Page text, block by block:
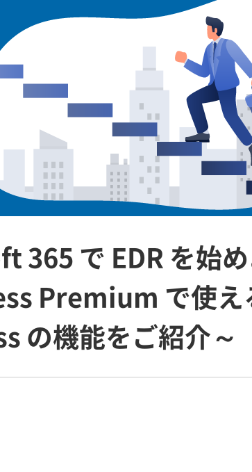
365 で EDR を始
Premium で使
の機能をご紹介～